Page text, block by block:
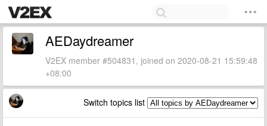
AEDaydreamer
V2EX member #504831, joined on 2020-08-21 15:59:48
+08:00
Switch topics list